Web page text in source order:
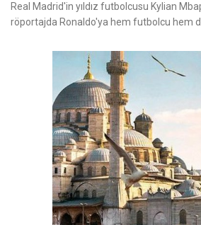
Real Madrid'in yıldız futbolcusu Kylian
röportajda Ronaldo'ya hem futbolcu hem